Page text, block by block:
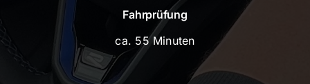
Fahrprüfung
ca. 55 Minuten